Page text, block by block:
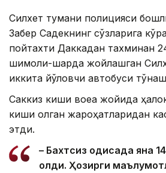
Силхет тумани полицияси
Забер Садекнинг сўзларига
пойтахти Даккадан тахминан
шимоли-шарқда жойлашган
иккита йўловчи автобуси
Саккиз киши воқеа жойида
киши олган жароҳатларидан
этди.
– Бахтсиз ҳодисада яна
олди. Ҳозирги